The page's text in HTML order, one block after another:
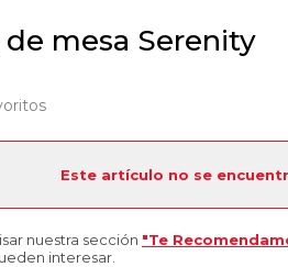
de mesa Serenity
Este artículo no se
nuestra sección "Te
interesar.